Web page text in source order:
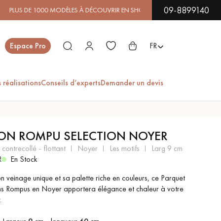
À DÉCOUVRIR EN SHOWROOM | DISPONIBILITÉ
09-8899140
Espace Pro FR
réalisationsConseils d’expertsDemander un devis
PARQUET EN BOIS
EXOTIQUE
PARQUET VERNIS
PARQUET LAMES
PARQUET EN CHÊNE
ROMPU SELECTION NOYER
contrecollé - flottant noyer les motifs
larg 9 cm
En Stock
veinage unique et sa palette riche en couleurs, ce Parquet
Rompus en Noyer apportera élégance et chaleur à votre